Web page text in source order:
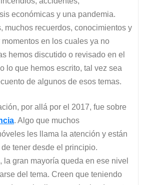
económicas y una pandemia.
muchos recuerdos, conocimientos y
en los cuales ya no
hemos discutido o revisado en el
lo que hemos escrito, tal vez sea
de algunos de esos temas.
por allá por el 2017, fue sobre
. Algo que muchos
les llama la atención y están
tener desde el principio.
la gran mayoría queda en ese nivel
del tema. Creen que teniendo